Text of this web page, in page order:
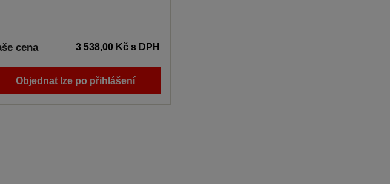
cena 3 538,00 Kč s DPH
Objednat lze po přihlášení